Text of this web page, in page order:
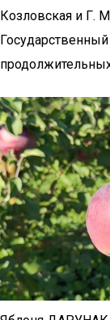
Козловская и Г.